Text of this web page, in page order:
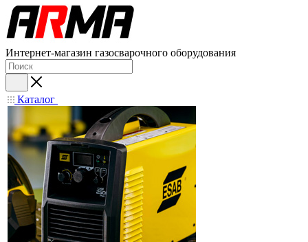
Интернет-магазин газосварочного оборудования
Каталог